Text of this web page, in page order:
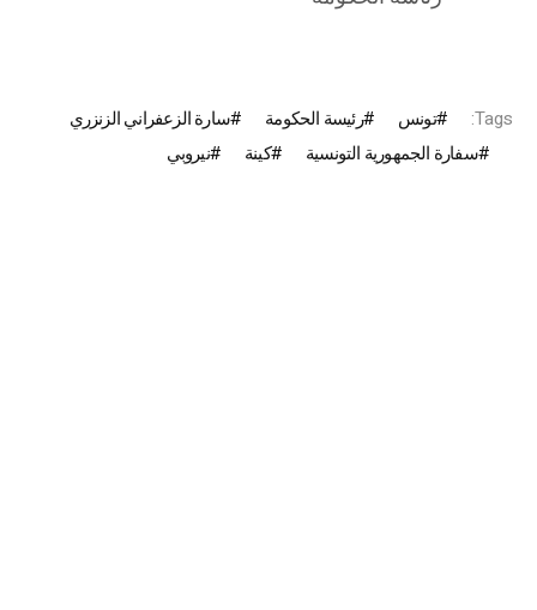
Tags: تونس رئيسة الحكومة
سارة الزعفراني الزنزري
سفارة الجمهورية التونسية
كينة نيروبي